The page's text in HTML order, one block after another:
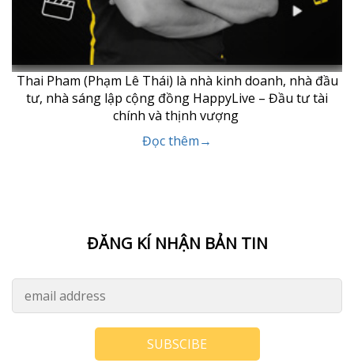
Thai Pham (Phạm Lê Thái) là nhà kinh doanh, nhà đầu
tư, nhà sáng lập cộng đồng HappyLive – Đầu tư tài
chính và thịnh vượng
Đọc thêm→
ĐĂNG KÍ NHẬN BẢN TIN
SUBSCIBE